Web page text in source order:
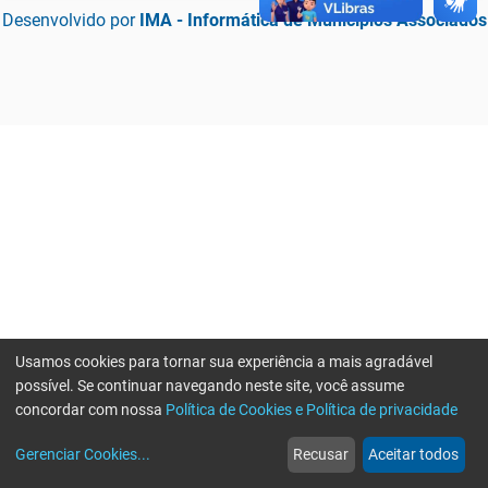
Desenvolvido por IMA - Informática de Municípios Associados
web
Notícias
more_horiz
Mais
Usamos cookies para tornar sua experiência a mais agradável
possível. Se continuar navegando neste site, você assume
concordar com nossa Política de Cookies e Política de privacidade
Gerenciar Cookies... Recusar Aceitar todos
Erro ao enviar informações, por favor tente novamente